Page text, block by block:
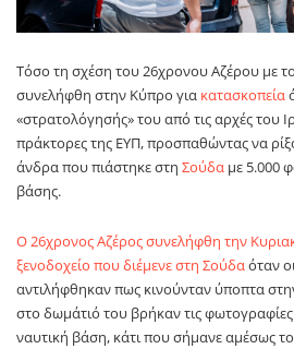
Τόσο τη σχέση του 26χρονου Αζέρου με
συνελήφθη στην Κύπρο για κατασκοπεία
«στρατολόγησής» του από τις αρχές του
πράκτορες της ΕΥΠ, προσπαθώντας να
άνδρα που πιάστηκε στη Σούδα με 5.000
βάσης.
Ο 26χρονος Αζέρος συνελήφθη την
ξενοδοχείο που διέμενε στη Σούδαόταν
αντιλήφθηκαν πως κινούνταν ύποπτα
στο δωμάτιό του βρήκαν τις
ναυτική βάση, κάτι που σήμανε αμέσως